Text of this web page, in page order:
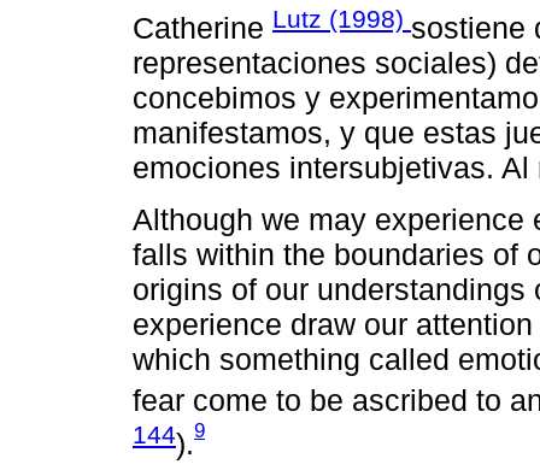
Catherine Lutz (1998) sostiene
representaciones sociales)
concebimos y
manifestamos, y que estas
emociones intersubjetivas.
Although we may experience
falls within the boundaries of
origins of our
experience draw our
which something called
fear come to be ascribed to
144).9